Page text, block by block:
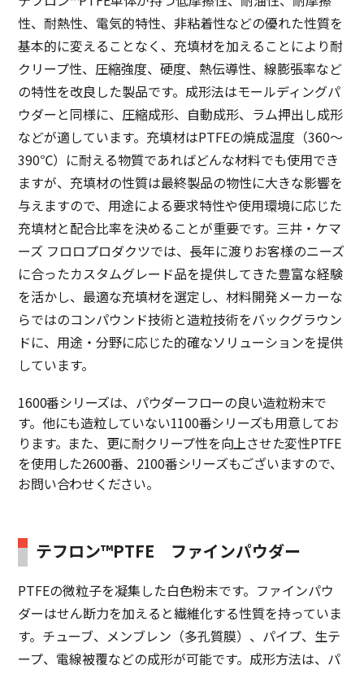
性、耐熱性、電気的特性、非粘着性などの優れた性質を
基本的に変えることなく、充填材を加えることにより耐
クリープ性、圧縮強度、硬度、熱伝導性、線膨張率など
の特性を改良した製品です。成形法はモールディングパ
ウダーと同様に、圧縮成形、自動成形、ラム押出し成形
などが適しています。充填材はPTFEの焼成温度（360～
390℃）に耐える物質であればどんな材料でも使用でき
ますが、充填材の性質は最終製品の物性に大きな影響を
与えますので、用途による要求特性や使用環境に応じた
充填材と配合比率を決めることが重要です。三井・ケマ
ーズ フロロプロダクツでは、長年に渡りお客様のニーズ
に合ったカスタムグレード品を提供してきた豊富な経験
を活かし、最適な充填材を選定し、材料開発メーカーな
らではのコンパウンド技術と造粒技術をバックグラウン
ドに、用途・分野に応じた的確なソリューションを提供
しています。
1600番シリーズは、パウダーフローの良い造粒粉末で
す。他にも造粒していない1100番シリーズも用意してお
ります。また、更に耐クリープ性を向上させた変性PTFE
を使用した2600番、2100番シリーズもございますので、
お問い合わせください。
テフロン™PTFE ファインパウダー
PTFEの微粒子を凝集した白色粉末です。ファインパウ
ダーはせん断力を加えると繊維化する性質を持っていま
す。チューブ、メンブレン（多孔質膜）、パイプ、生テ
ープ、電線被覆などの成形が可能です。成形方法は、パ